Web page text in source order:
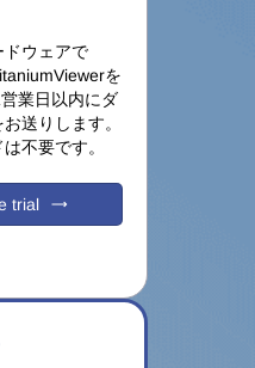
ドウェアで
を
業日以内にダ
送りします。
不要です。
trial